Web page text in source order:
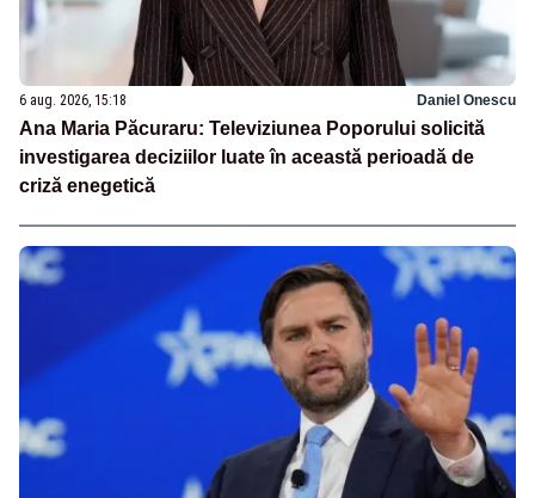
6 aug. 2026, 15:18 Daniel Onescu
Ana Maria Păcuraru: Televiziunea Poporului solicită
investigarea deciziilor luate în această perioadă de
criză enegetică